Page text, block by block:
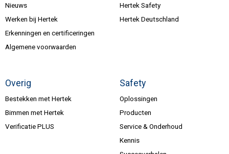
Nieuws
Werken bij Hertek
Erkenningen en certificeringen
Algemene voorwaarden
Hertek Safety
Hertek Deutschland
Overig
Bestekken met Hertek
Bimmen met Hertek
Verificatie PLUS
Safety
Oplossingen
Producten
Service & Onderhoud
Kennis